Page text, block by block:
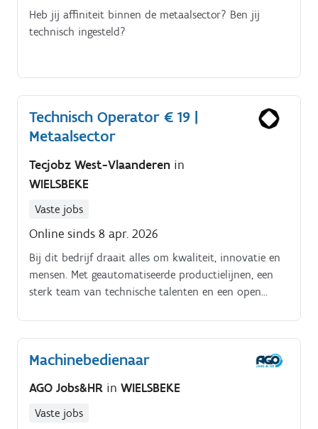
Heb jij affiniteit binnen de metaalsector? Ben jij
technisch ingesteld?
Technisch Operator € 19 |
Metaalsector
Tecjobz West-Vlaanderen in
WIELSBEKE
Vaste jobs
Online sinds 8 apr. 2026
Bij dit bedrijf draait alles om kwaliteit, innovatie en
mensen. Met geautomatiseerde productielijnen, een
sterk team van technische talenten en een open
dag een stap vooruit.
Machinebedienaar
AGO Jobs&HR in WIELSBEKE
Vaste jobs